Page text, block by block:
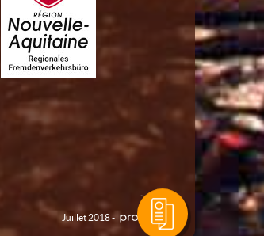
Juillet 2018 -